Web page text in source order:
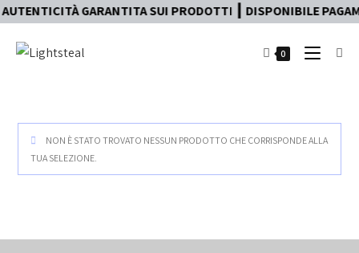
GARANTITA SUI PRODOTTI ┃ DISPONIBILE
0
NON È STATO TROVATO NESSUN PRODOTTO CHE CORRISPONDE ALLA
TUA SELEZIONE.